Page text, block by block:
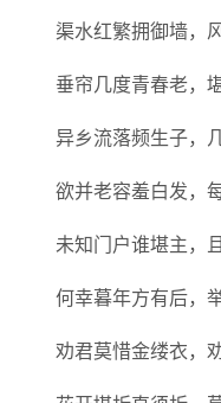
渠水红繁拥御墙，
垂帘几度青春老，
异乡流落频生子，
欲并老容羞白发，
未知门户谁堪主，
何幸暮年方有后，
劝君莫惜金缕衣，